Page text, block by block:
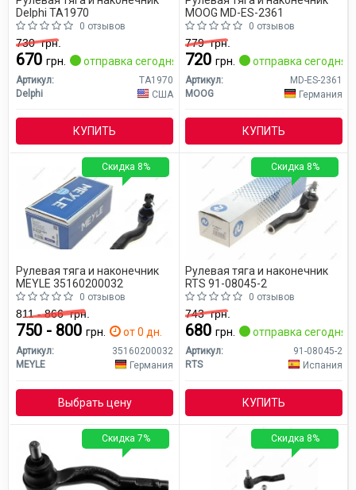
Delphi TA1970
0 отзывов
730грн.
670 грн. отправка сегодня
Артикул:
TA1970
Delphi
США
КУПИТЬ
MOOG MD-ES-2361
0 отзывов
779грн.
720 грн. отправка сегодня
Артикул:
MD-ES-2361
MOOG
Германия
КУПИТЬ
Рулевая тяга и наконечник
MEYLE 35160200032
0 отзывов
811 - 866грн.
750 - 800 грн. от 0 дн.
Артикул:
35160200032
MEYLE
Германия
Выбрать цену
Скидка 8%
Рулевая тяга и наконечник
RTS 91-08045-2
0 отзывов
743грн.
680 грн. отправка сегодня
Артикул:
91-08045-2
RTS
Испания
КУПИТЬ
Скидка 8%
Скидка 7% Скидка 8%